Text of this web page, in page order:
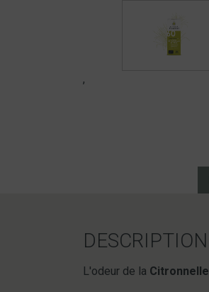
,
DESCRIPTION
L'odeur de la Citronnelle